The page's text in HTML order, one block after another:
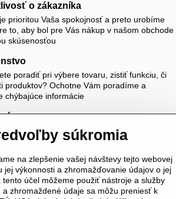
o zákazníka
prioritou Vaša spokojnosť a preto urobíme
to, aby bol pre Vás nákup v našom obchode
skúsenosťou
poradiť pri výbere tovaru, zistiť funkciu, či
produktov? Ochotne Vám poradíme a
chýbajúce informácie
ceny
ponúkame priateľské ceny, ktoré si viete
navyše registráciou
vždy dovoláte
8,00 do 20,00 počas pracovných dní a od
20,00 počas vikendov a sviatkov sme Vám plne
Pokiaľ sme zaneprázdnení a nevieme prijať
súkromia
na zlepšenie vašej návštevy tejto webovej
jej výkonnosti a zhromažďovanie údajov o jej
tento účel môžeme použiť nástroje a služby
a zhromaždené údaje sa môžu preniesť k